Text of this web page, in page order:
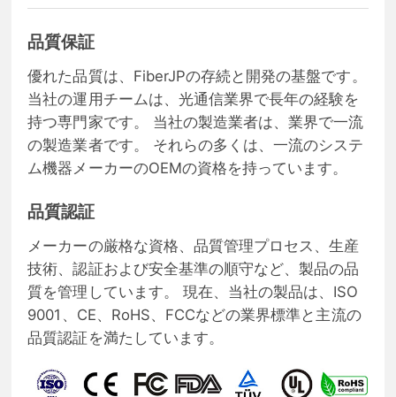
品質保証
優れた品質は、FiberJPの存続と開発の基盤です。
当社の運用チームは、光通信業界で長年の経験を
持つ専門家です。 当社の製造業者は、業界で一流
の製造業者です。 それらの多くは、一流のシステ
ム機器メーカーのOEMの資格を持っています。
品質認証
メーカーの厳格な資格、品質管理プロセス、生産
技術、認証および安全基準の順守など、製品の品
質を管理しています。 現在、当社の製品は、ISO
9001、CE、RoHS、FCCなどの業界標準と主流の
品質認証を満たしています。